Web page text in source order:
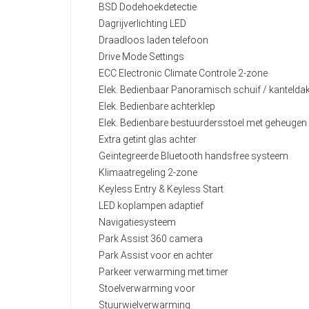
BSD Dodehoekdetectie
Dagrijverlichting LED
Draadloos laden telefoon
Drive Mode Settings
ECC Electronic Climate Controle 2-zone
Elek. Bedienbaar Panoramisch schuif /
Elek. Bedienbare achterklep
Elek. Bedienbare bestuurdersstoel met geheugen
Extra getint glas achter
Geïntegreerde Bluetooth handsfree systeem
Klimaatregeling 2-zone
Keyless Entry & Keyless Start
LED koplampen adaptief
Navigatiesysteem
Park Assist 360 camera
Park Assist voor en achter
Parkeer verwarming met timer
Stoelverwarming voor
Stuurwielverwarming